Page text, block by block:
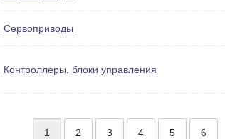
Сервоприводы
Контроллеры, блоки управления
1 2 3 4 5 6